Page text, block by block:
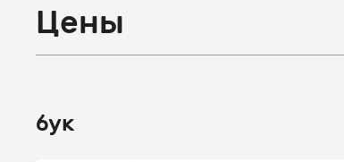
Цены
бук